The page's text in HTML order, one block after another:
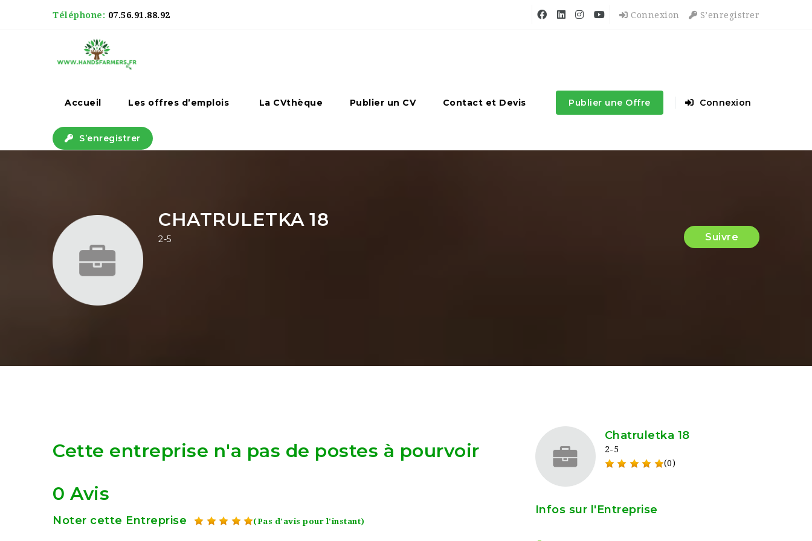
Téléphone: 07.56.91.88.92 Connexion S’enregistrer
Accueil Les offres d’emplois La CVthèque Publier un CV Contact et Devis Publier une Offre Connexion
S’enregistrer
CHATRULETKA 18
2-5 Suivre
Cette entreprise n'a pas de postes à pourvoir
0 Avis
Noter cette Entreprise (Pas d'avis pour l'instant)
Chatruletka 18
2-5
(0)
Infos sur l'Entreprise